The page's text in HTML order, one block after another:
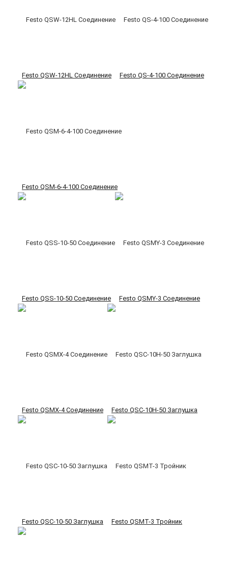
Festo QSW-12HL Соединение Festo QS-4-100 Соединение
Festo QSM-6-4-100 Соединение
Festo QSS-10-50 Соединение Festo QSMY-3 Соединение
Festo QSMX-4 Соединение Festo QSC-10H-50 Заглушка
Festo QSC-10-50 Заглушка Festo QSMT-3 Тройник